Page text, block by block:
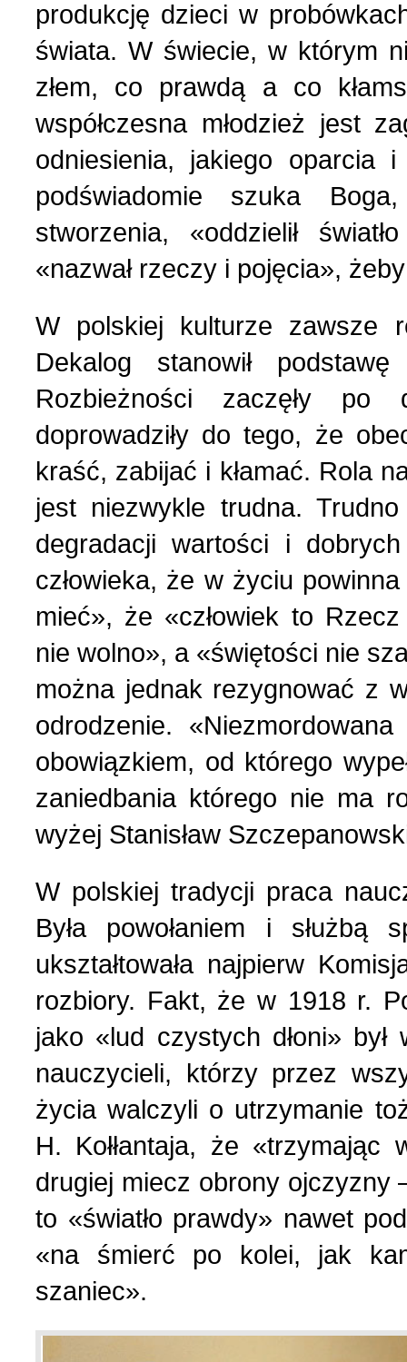
produkcję dzieci w
świata. W świecie, w którym
złem, co prawdą a co
współczesna młodzież jest
odniesienia, jakiego oparcia
podświadomie szuka
stworzenia, «oddzielił
«nazwał rzeczy i pojęcia»,
W polskiej kulturze zawsze
Dekalog stanowił
Rozbieżności zaczęły
doprowadziły do tego, że
kraść, zabijać i kłamać. Rola
jest niezwykle trudna.
degradacji wartości i
człowieka, że w życiu
mieć», że «człowiek to
nie wolno», a «świętości nie
można jednak rezygnować z
odrodzenie.
obowiązkiem, od którego
zaniedbania którego nie ma
wyżej Stanisław
W polskiej tradycji praca
Była powołaniem i służbą
ukształtowała najpierw
rozbiory. Fakt, że w 1918 r.
jako «lud czystych dłoni»
nauczycieli, którzy przez
życia walczyli o utrzymanie
H. Kołłantaja, że
drugiej miecz obrony
to «światło prawdy» nawet
«na śmierć po kolei, jak
szaniec».